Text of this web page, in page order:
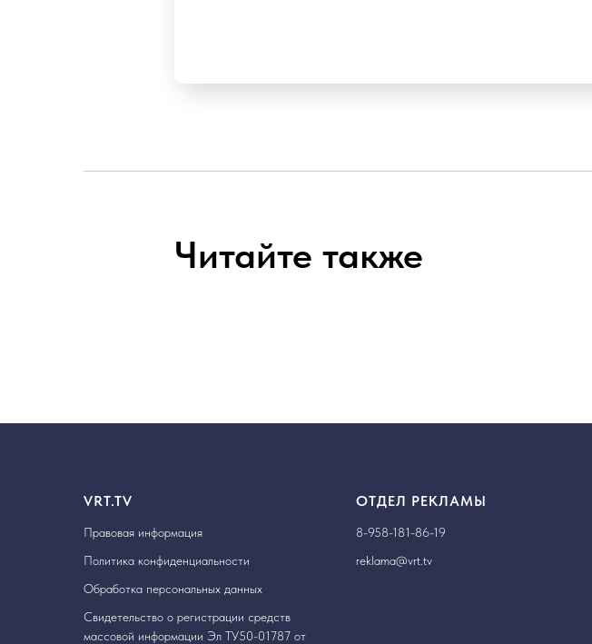
Читайте также
VRT.TV
Правовая информация
Политика конфиденциальности
Обработка персональных данных
Свидетельство о регистрации средств
массовой информации Эл ТУ50-01787 от
ОТДЕЛ РЕКЛАМЫ
8-958-181-86-19
reklama@vrt.tv